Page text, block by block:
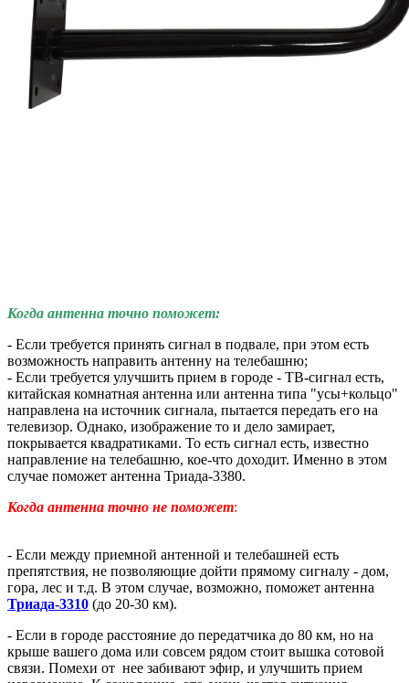
Когда антенна точно поможет:
- Если требуется принять сигнал в подвале, при этом есть
возможность направить антенну на телебашню;
- Если требуется улучшить прием в городе - ТВ-сигнал есть,
китайская комнатная антенна или антенна типа "усы+кольцо"
направлена на источник сигнала, пытается передать его на
телевизор. Однако, изображение то и дело замирает,
покрывается квадратиками. То есть сигнал есть, известно
направление на телебашню, кое-что доходит. Именно в этом
случае поможет антенна Триада-3380.
Когда антенна точно не поможет:
- Если между приемной антенной и телебашней есть
препятствия, не позволяющие дойти прямому сигналу - дом,
гора, лес и т.д. В этом случае, возможно, поможет антенна
Триада-3310 (до 20-30 км).
- Если в городе расстояние до передатчика до 80 км, но на
крыше вашего дома или совсем рядом стоит вышка сотовой
связи. Помехи от нее забивают эфир, и улучшить прием